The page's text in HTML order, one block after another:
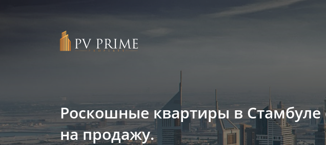
Роскошные квартиры в
на продажу.